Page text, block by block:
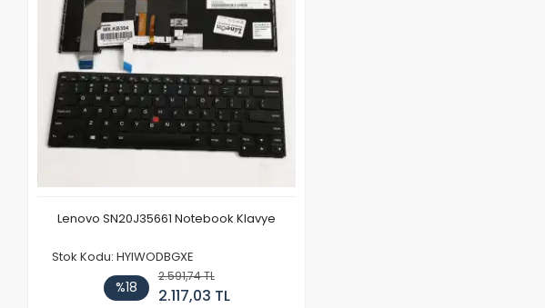
Lenovo SN20J35661 Notebook Klavye
Stok Kodu: HYIWODBGXE
%18
2.591,74 TL
2.117,03 TL